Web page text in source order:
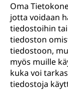
Oma
jotta voidaan
tiedostoihin
tiedoston
tiedostoon,
myös muille
kuka voi
tiedostoja